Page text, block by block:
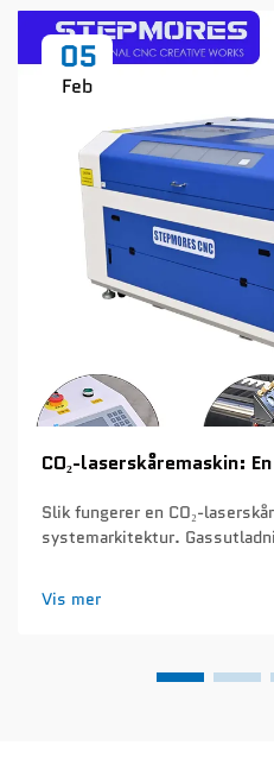
05
Feb
CO₂-laserskåremaskin:
Slik fungerer en CO₂-
systemarkitektur.
sin stråle ved hjelp av
strøm går gjennom en
Vis mer